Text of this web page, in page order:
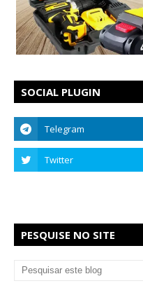
SOCIAL PLUGIN
PESQUISE NO SITE